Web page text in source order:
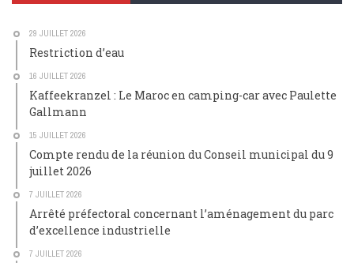
29 JUILLET 2026
Restriction d’eau
16 JUILLET 2026
Kaffeekranzel : Le Maroc en camping-car avec Paulette
Gallmann
15 JUILLET 2026
Compte rendu de la réunion du Conseil municipal du 9
juillet 2026
7 JUILLET 2026
Arrêté préfectoral concernant l’aménagement du parc
d’excellence industrielle
7 JUILLET 2026